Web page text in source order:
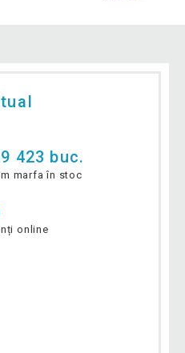
423 buc.
marfa în stoc
online